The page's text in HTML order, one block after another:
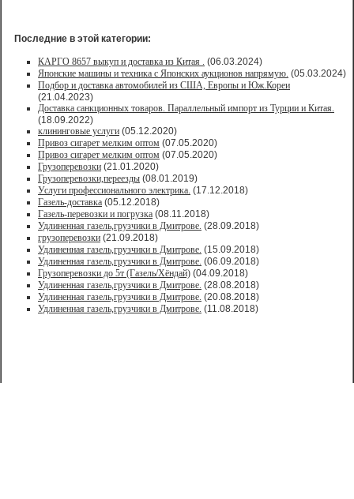
Последние в этой категории:
КАРГО 8657 выкуп и доставка из Китая . (06.03.2024)
Японские машины и техника с Японских аукционов напрямую. (05.03.2024)
Подбор и доставка автомобилей из США, Европы и Юж.Кореи
(21.04.2023)
Доставка санкционных товаров. Параллельный импорт из Турции и Китая.
(18.09.2022)
клининговые услуги (05.12.2020)
Привоз сигарет мелким оптом (07.05.2020)
Привоз сигарет мелким оптом (07.05.2020)
Грузоперевозки (21.01.2020)
Грузоперевозки,переезды (08.01.2019)
Услуги профессионального электрика. (17.12.2018)
Газель-доставка (05.12.2018)
Газель-перевозки и погрузка (08.11.2018)
Удлиненная газель,грузчики в Дмитрове. (28.09.2018)
грузоперевозки (21.09.2018)
Удлиненная газель,грузчики в Дмитрове. (15.09.2018)
Удлиненная газель,грузчики в Дмитрове. (06.09.2018)
Грузоперевозки до 5т (Газель/Хёндай) (04.09.2018)
Удлиненная газель,грузчики в Дмитрове. (28.08.2018)
Удлиненная газель,грузчики в Дмитрове. (20.08.2018)
Удлиненная газель,грузчики в Дмитрове. (11.08.2018)